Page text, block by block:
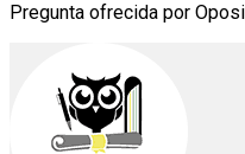
Pregunta ofrecida por